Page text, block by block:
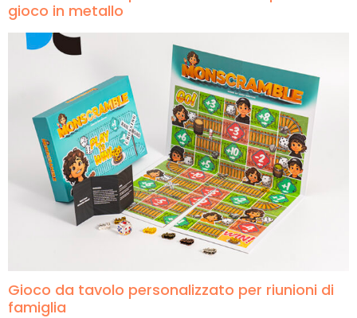
gioco in metallo
Gioco da tavolo personalizzato per riunioni di
famiglia